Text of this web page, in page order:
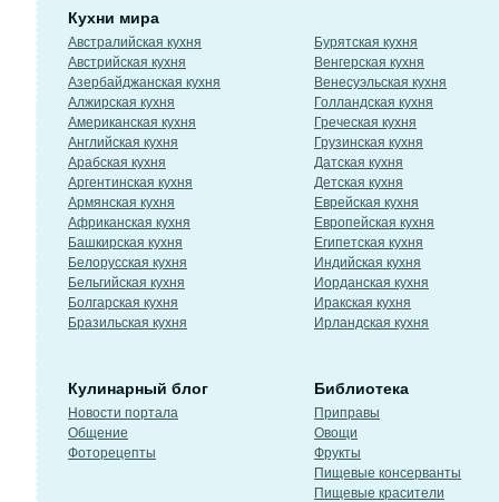
Кухни мира
Австралийская кухня
Австрийская кухня
Азербайджанская кухня
Алжирская кухня
Американская кухня
Английская кухня
Арабская кухня
Аргентинская кухня
Армянская кухня
Африканская кухня
Башкирская кухня
Белорусская кухня
Бельгийская кухня
Болгарская кухня
Бразильская кухня
Бурятская кухня
Венгерская кухня
Венесуэльская кухня
Голландская кухня
Греческая кухня
Грузинская кухня
Датская кухня
Детская кухня
Еврейская кухня
Европейская кухня
Египетская кухня
Индийская кухня
Иорданская кухня
Иракская кухня
Ирландская кухня
Кулинарный блог
Новости портала
Общение
Фоторецепты
Библиотека
Приправы
Овощи
Фрукты
Пищевые консерванты
Пищевые красители